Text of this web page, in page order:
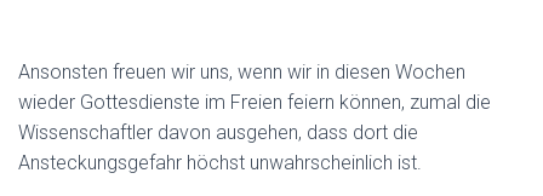
Ansonsten freuen wir uns, wenn wir in diesen Wochen
wieder Gottesdienste im Freien feiern können, zumal die
Wissenschaftler davon ausgehen, dass dort die
Ansteckungsgefahr höchst unwahrscheinlich ist.